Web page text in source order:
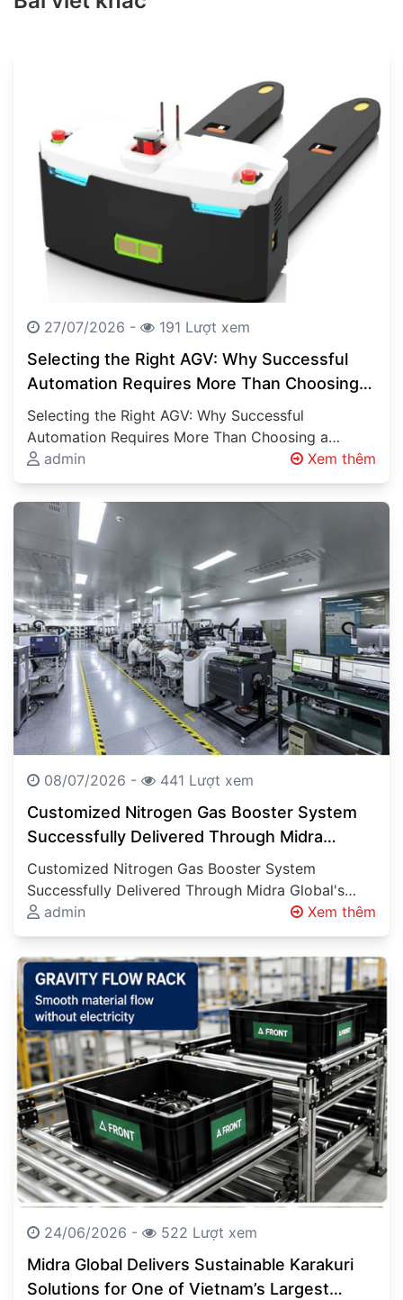
27/07/2026 - 191 Lượt xem
Selecting the Right AGV: Why Successful
Automation Requires More Than Choosing a
Vehicle
Selecting the Right AGV: Why Successful
Automation Requires More Than Choosing a
Vehicle Automated Guided Vehicles (AGVs),
Autonomous Mobile Robots…
admin Xem thêm
08/07/2026 - 441 Lượt xem
Customized Nitrogen Gas Booster System
Successfully Delivered Through Midra
Global’s Engineering Expertise Engineering
Solutions Beyond Product Supply
Customized Nitrogen Gas Booster System
Successfully Delivered Through Midra Global's
Engineering Expertise Engineering Solutions
Beyond Product Supply Industrial projects
involving…
admin Xem thêm
24/06/2026 - 522 Lượt xem
Midra Global Delivers Sustainable Karakuri
Solutions for One of Vietnam’s Largest